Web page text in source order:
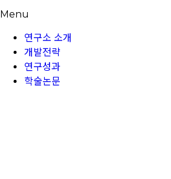
Menu
연구소 소개
개발전략
연구성과
학술논문